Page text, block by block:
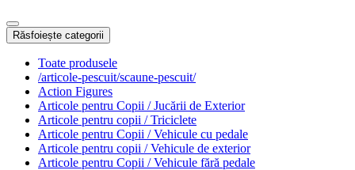
Răsfoiește categorii
Toate produsele
/articole-pescuit/scaune-pescuit/
Action Figures
Articole pentru Copii / Jucării de Exterior
Articole pentru copii / Triciclete
Articole pentru Copii / Vehicule cu pedale
Articole pentru copii / Vehicule de exterior
Articole pentru Copii / Vehicule fără pedale